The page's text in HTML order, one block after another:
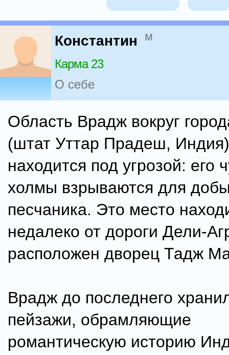
Константин м
Карма 23
О себе
Область Врадж вокруг
(штат Уттар Прадеш, Индия)
находится под угрозой: его
холмы взрываются для
песчаника. Это место
недалеко от дороги Дели-
расположен дворец Тадж
Врадж до последнего
пейзажи, обрамляющие
романтическую историю